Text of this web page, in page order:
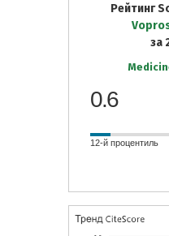
Рейтинг
за
0.6
12-й процентиль